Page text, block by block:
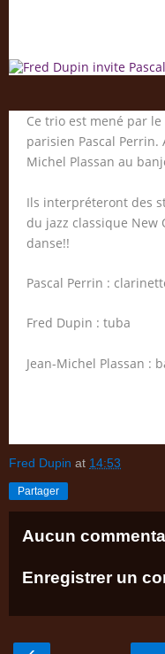
Ce trio est mené par
parisien Pascal Perrin.
Michel Plassan au
Ils interpréteront des
du jazz classique
danse!!
Pascal Perrin :
Fred Dupin : tuba
Jean-Michel Plassan :
Fred Dupin at 14:53
Partager
Aucun
Enregistrer un